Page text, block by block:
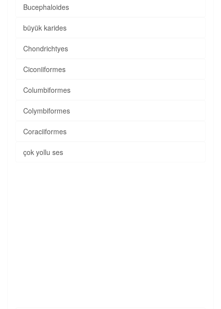
Bucephaloides
büyük karides
Chondrichtyes
Ciconiiformes
Columbiformes
Colymbiformes
Coraciiformes
çok yollu ses